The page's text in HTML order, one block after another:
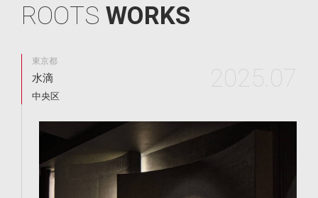
ROOTSWORKS
東京都
水滴
中央区 2025.07